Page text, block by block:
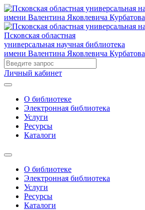
Псковская областная
универсальная научная библиотека
имени Валентина Яковлевича Курбатова
Личный кабинет
О библиотеке
Электронная библиотека
Услуги
Ресурсы
Каталоги
О библиотеке
Электронная библиотека
Услуги
Ресурсы
Каталоги